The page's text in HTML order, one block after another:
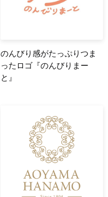
のんびり感がたっぷりつま
ったロゴ『のんびりまー
と』